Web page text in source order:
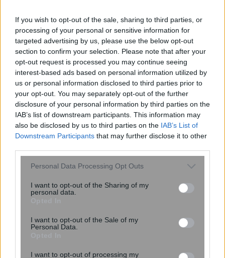
If you wish to opt-out of the sale, sharing to third parties, or
processing of your personal or sensitive information for
targeted advertising by us, please use the below opt-out
section to confirm your selection. Please note that after your
opt-out request is processed you may continue seeing
interest-based ads based on personal information utilized by
us or personal information disclosed to third parties prior to
your opt-out. You may separately opt-out of the further
disclosure of your personal information by third parties on the
IAB’s list of downstream participants. This information may
also be disclosed by us to third parties on the IAB’s List of
Downstream Participants that may further disclose it to other
Please note that this website/app uses one or more Google
not limited to your visit or usage behaviour. You may click to
grant or deny consent to Google and its third-party tags to
consent section.
Personal Data Processing Opt Outs
I want to opt-out of the Sharing of my
personal data.
I want to opt-out of the Sale of my
Personal Data.
I want to opt-out of processing my
Πόθεν Έσχες: Νέα παράταση για την
υποβολή δηλώσεων